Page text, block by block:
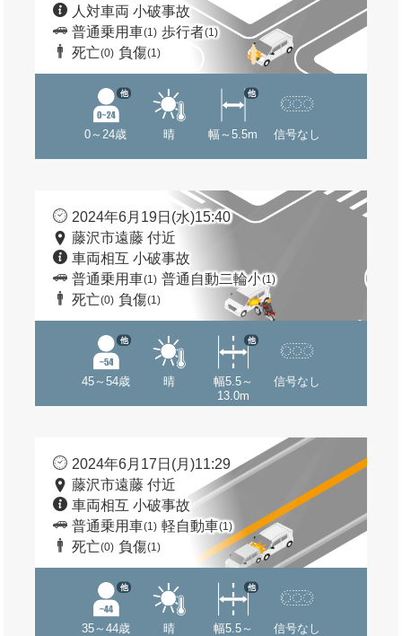
人対車両 小破事故
普通乗用車(1) 歩行者(1)
死亡(0) 負傷(1)
0～24歳
他
晴 幅～5.5m
他
信号なし
2024年6月19日(水)15:40
藤沢市遠藤 付近
車両相互 小破事故
普通乗用車(1) 普通自動二輪小(1)
死亡(0) 負傷(1)
45～54歳
他
晴
幅5.5～
13.0m
他
信号なし
2024年6月17日(月)11:29
藤沢市遠藤 付近
車両相互 小破事故
普通乗用車(1) 軽自動車(1)
死亡(0) 負傷(1)
35～44歳
他
晴 幅5.5～
他
信号なし